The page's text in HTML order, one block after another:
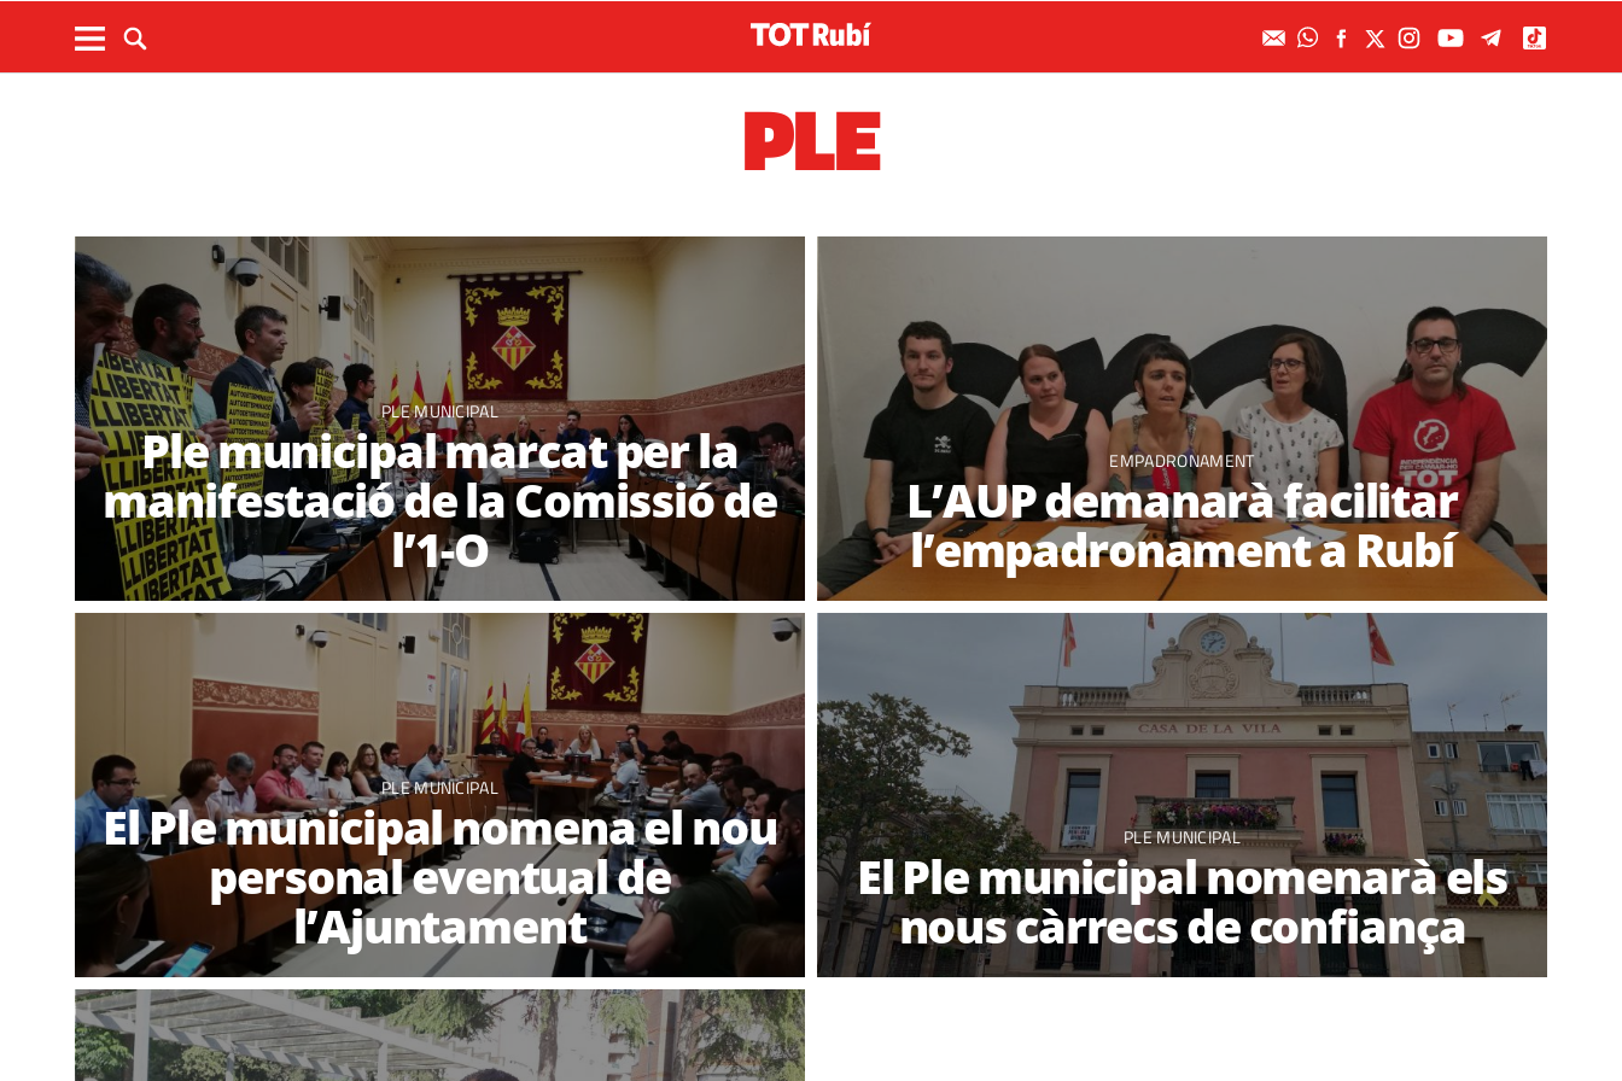
PLE
PLE MUNICIPAL
Ple municipal marcat per la
manifestació de la Comissió de
l’1-O
EMPADRONAMENT
L’AUP demanarà facilitar
l’empadronament a Rubí
PLE MUNICIPAL
El Ple municipal nomena el nou
personal eventual de
l’Ajuntament
PLE MUNICIPAL
El Ple municipal nomenarà els
nous càrrecs de confiança